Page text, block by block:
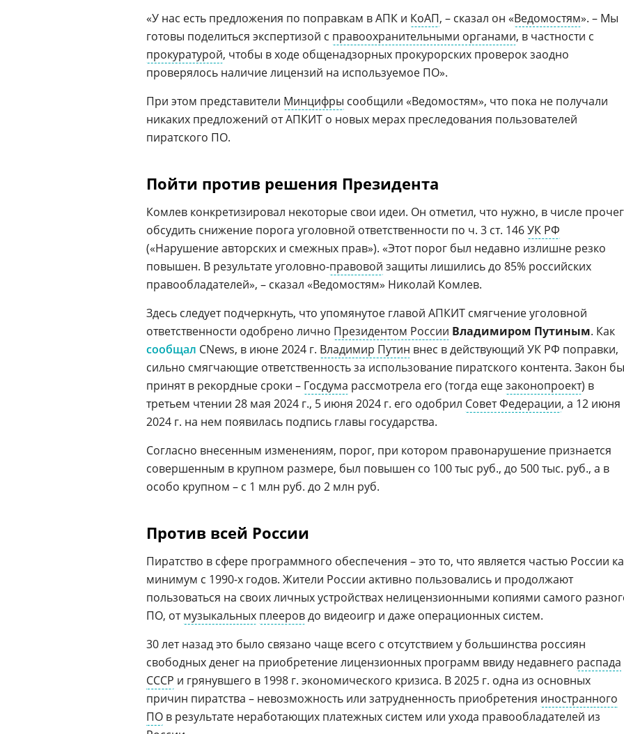
«У нас есть предложения по поправкам в АПК и КоАП, – сказал он «Ведомостям». – Мы
готовы поделиться экспертизой с правоохранительными органами, в частности с
прокуратурой, чтобы в ходе общенадзорных прокурорских проверок заодно
проверялось наличие лицензий на используемое ПО».
При этом представители Минцифры сообщили «Ведомостям», что пока не получали
никаких предложений от АПКИТ о новых мерах преследования пользователей
пиратского ПО.
Пойти против решения Президента
Комлев конкретизировал некоторые свои идеи. Он отметил, что нужно, в числе
обсудить снижение порога уголовной ответственности по ч. 3 ст. 146УК РФ
(«Нарушение авторских и смежных прав»). «Этот порог был недавно излишне резко
повышен. В результате уголовно-правовой защиты лишились до 85% российских
правообладателей», – сказал «Ведомостям» Николай Комлев.
Здесь следует подчеркнуть, что упомянутое главой АПКИТ смягчение уголовной
ответственности одобрено лично Президентом России Владимиром Путиным. Как
сообщал CNews, в июне 2024 г. Владимир Путин внес в действующий УК РФ поправки,
сильно смягчающие ответственность за использование пиратского контента. Закон
принят в рекордные сроки – Госдума рассмотрела его (тогда ещезаконопроект) в
третьем чтении 28 мая 2024 г., 5 июня 2024 г. его одобрил Совет Федерации, а 12 июня
2024 г. на нем появилась подпись главы государства.
Согласно внесенным изменениям, порог, при котором правонарушение признается
совершенным в крупном размере, был повышен со 100 тыс руб., до 500 тыс. руб., а в
особо крупном – с 1 млн руб. до 2 млн руб.
Против всей России
Пиратство в сфере программного обеспечения – это то, что является частью России
минимум с 1990-х годов. Жители России активно пользовались и продолжают
пользоваться на своих личных устройствах нелицензионными копиями самого
ПО, отмузыкальных плееровдо видеоигр и даже операционных систем.
30 лет назад это было связано чаще всего с отсутствием у большинства россиян
свободных денег на приобретение лицензионных программ ввиду недавнего распада
СССР и грянувшего в 1998 г. экономического кризиса. В 2025 г. одна из основных
причин пиратства – невозможность или затрудненность приобретения иностранного
ПО в результате неработающих платежных систем или ухода правообладателей из